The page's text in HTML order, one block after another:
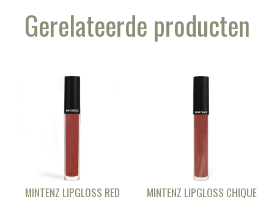
Gerelateerde producten
MINTENZ LIPGLOSS RED MINTENZ LIPGLOSS CHIQUE